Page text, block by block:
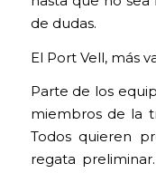
de dudas.
El Port Vell, más
Parte de los
miembros de la
Todos quieren
regata